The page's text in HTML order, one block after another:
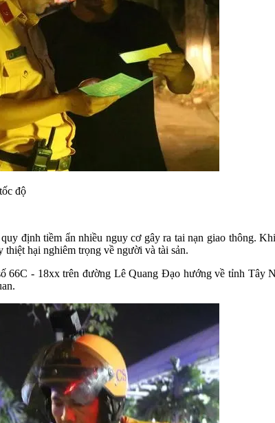
độ
định tiềm ẩn nhiều nguy cơ gây ra tai nạn giao thông.
hại nghiêm trọng về người và tài sản.
66C - 18xx trên đường Lê Quang Đạo hướng về tỉnh